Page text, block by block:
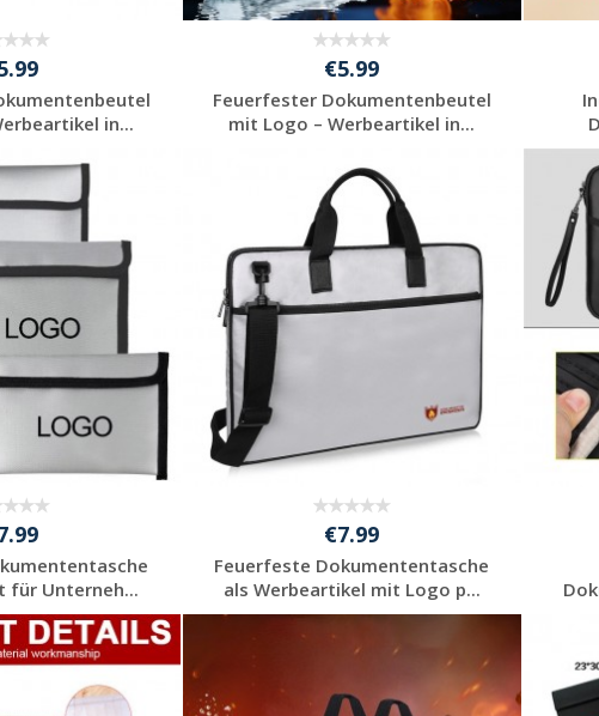
in...
€5.99
Feuerfester Dokumentenbeutel
mit Logo – Werbeartikel in...
Jetzt Angebot
anfordern
für Unterneh...
€7.99
Feuerfeste Dokumententasche
als Werbeartikel mit Logo p...
Jetzt Angebot